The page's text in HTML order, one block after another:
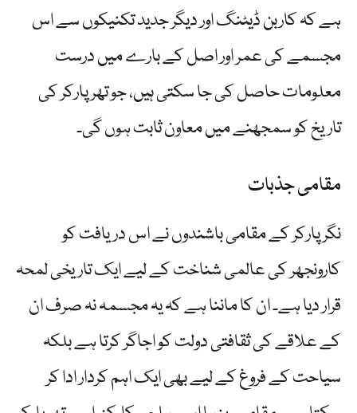
ہے کہ کاربن ڈیٹنگ اور دیگر جدید تکنیکوں سے اس
مجسمے کی عمر اور اصل کے بارے میں درست
معلومات حاصل کی جا سکتی ہیں، جو تھرپارکر کی
تاریخ کو سمجھنے میں معاون ثابت ہوں گی۔
مقامی جذبات
نگرپارکر کے مقامی باشندوں نے اس دریافت کو
کارونجھر کی عالمی شناخت کے لیے ایک تاریخی لمحہ
قرار دیا ہے۔ ان کا ماننا ہے کہ یہ مجسمہ نہ صرف ان
کے علاقے کی ثقافتی دولت کو اجاگر کرتا ہے بلکہ
سیاحت کے فروغ کے لیے بھی ایک اہم کردار ادا کر